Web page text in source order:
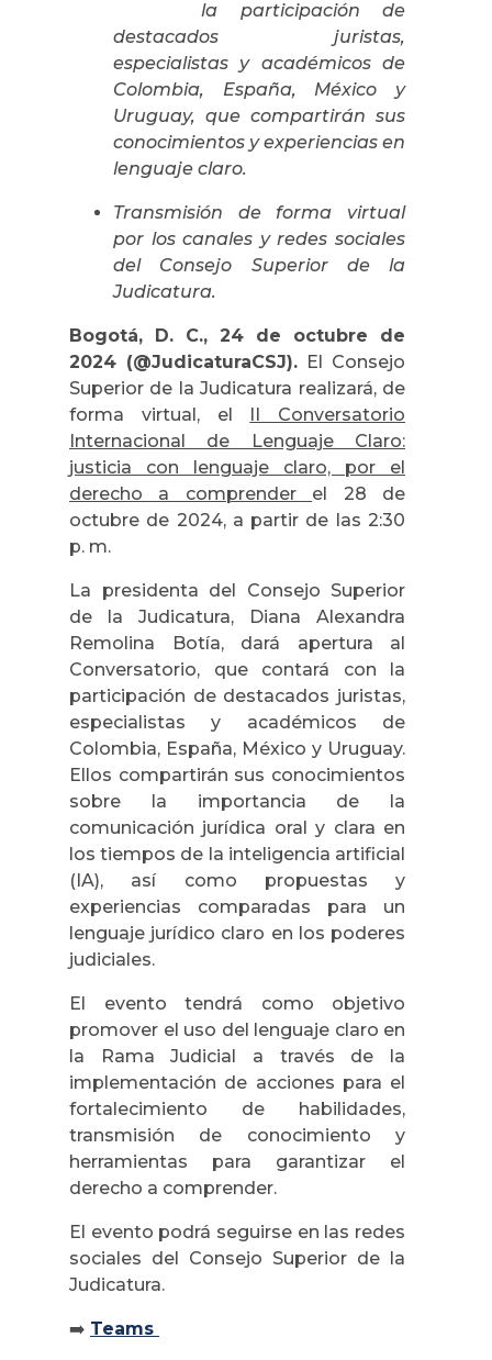
la participación de
destacados juristas,
especialistas y académicos de
Colombia, España, México y
Uruguay, que compartirán sus
conocimientos y experiencias en
lenguaje claro.
Transmisión de forma virtual
por los canales y redes sociales
del Consejo Superior de la
Judicatura.
Bogotá, D. C., 24 de octubre de
2024 (@JudicaturaCSJ). El Consejo
Superior de la Judicatura realizará, de
forma virtual, el II Conversatorio
Internacional de Lenguaje Claro:
justicia con lenguaje claro, por el
derecho a comprender el 28 de
octubre de 2024, a partir de las 2:30
p. m.
La presidenta del Consejo Superior
de la Judicatura, Diana Alexandra
Remolina Botía, dará apertura al
Conversatorio, que contará con la
participación de destacados juristas,
especialistas y académicos de
Colombia, España, México y Uruguay.
Ellos compartirán sus conocimientos
sobre la importancia de la
comunicación jurídica oral y clara en
los tiempos de la inteligencia artificial
(IA), así como propuestas y
experiencias comparadas para un
lenguaje jurídico claro en los poderes
judiciales.
El evento tendrá como objetivo
promover el uso del lenguaje claro en
la Rama Judicial a través de la
implementación de acciones para el
fortalecimiento de habilidades,
transmisión de conocimiento y
herramientas para garantizar el
derecho a comprender.
El evento podrá seguirse en las redes
sociales del Consejo Superior de la
Judicatura.
➡️ Teams